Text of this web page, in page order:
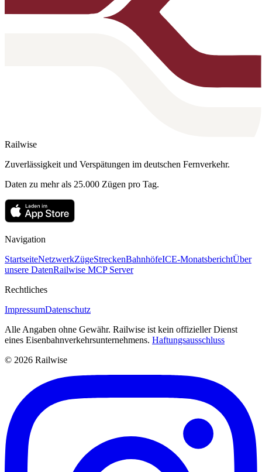
Railwise
Zuverlässigkeit und Verspätungen im deutschen Fernverkehr.
Daten zu mehr als 25.000 Zügen pro Tag.
Navigation
StartseiteNetzwerkZügeStreckenBahnhöfeICE-MonatsberichtÜber
unsere DatenRailwise MCP Server
Rechtliches
ImpressumDatenschutz
Alle Angaben ohne Gewähr. Railwise ist kein offizieller Dienst
eines Eisenbahnverkehrsunternehmens. Haftungsausschluss
© 2026 Railwise